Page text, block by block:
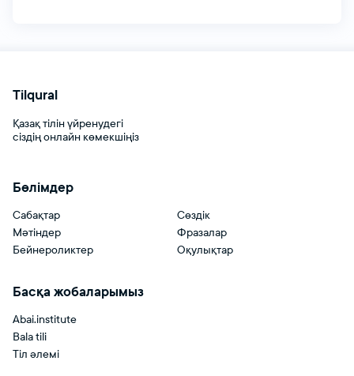
Tilqural
Қазақ тілін үйренудегі
сіздің онлайн көмекшіңіз
Бөлімдер
Сабақтар
Мәтіндер
Бейнероликтер
Сөздік
Фразалар
Оқулықтар
Басқа жобаларымыз
Abai.institute
Bala tili
Тіл әлемі